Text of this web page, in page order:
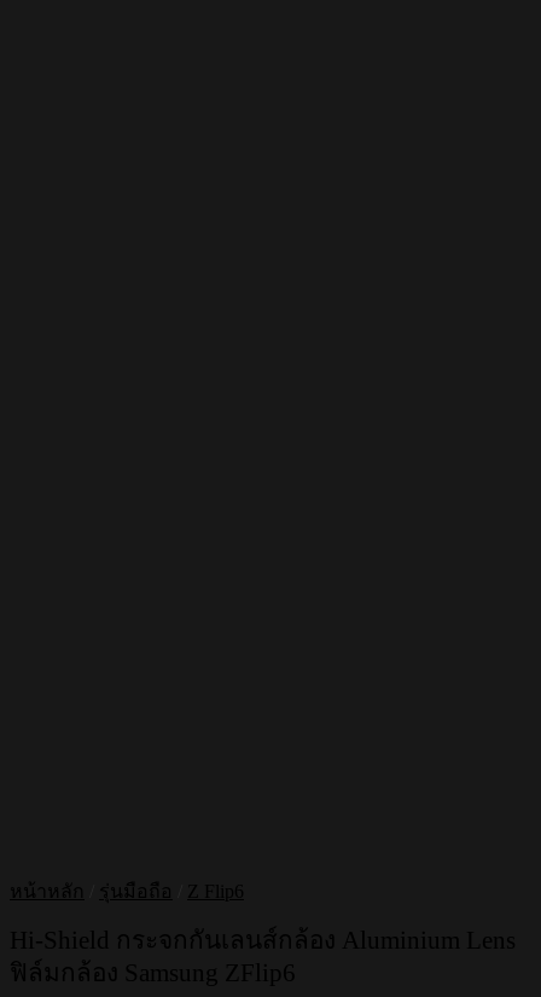
หน้าหลัก รุ่นมือถือ Z Flip6
Hi-Shield กระจกกันเลนส์กล้อง Aluminium Lens
ฟิล์มกล้อง Samsung ZFlip6